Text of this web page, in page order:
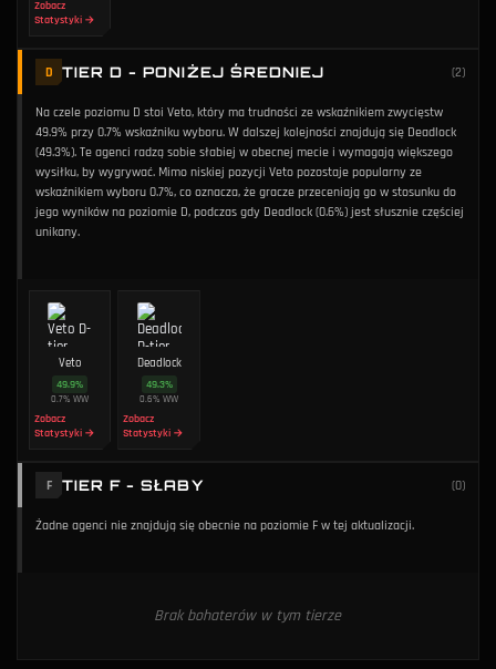
Zobacz
Statystyki →
D TIER D - PONIŻEJ ŚREDNIEJ (2)
Na czele poziomu D stoi Veto, który ma trudności ze wskaźnikiem zwycięstw
49.9% przy 0.7% wskaźniku wyboru. W dalszej kolejności znajdują się Deadlock
(49.3%). Te agenci radzą sobie słabiej w obecnej mecie i wymagają większego
wysiłku, by wygrywać. Mimo niskiej pozycji Veto pozostaje popularny ze
wskaźnikiem wyboru 0.7%, co oznacza, że gracze przeceniają go w stosunku do
jego wyników na poziomie D, podczas gdy Deadlock (0.6%) jest słusznie częściej
unikany.
Veto
49.9%
0.7%WW
Zobacz
Statystyki →
Deadlock
49.3%
0.6%WW
Zobacz
Statystyki →
F TIER F - SŁABY (0)
Żadne agenci nie znajdują się obecnie na poziomie F w tej aktualizacji.
Brak bohaterów w tym tierze